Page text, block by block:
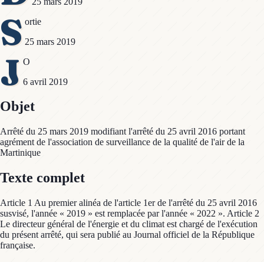
S ortie
25 mars 2019
J O
6 avril 2019
Objet
Arrêté du 25 mars 2019 modifiant l'arrêté du 25 avril 2016 portant
agrément de l'association de surveillance de la qualité de l'air de la
Martinique
Texte complet
Article 1 Au premier alinéa de l'article 1er de l'arrêté du 25 avril 2016
susvisé, l'année « 2019 » est remplacée par l'année « 2022 ». Article 2
Le directeur général de l'énergie et du climat est chargé de l'exécution
du présent arrêté, qui sera publié au Journal officiel de la République
française.